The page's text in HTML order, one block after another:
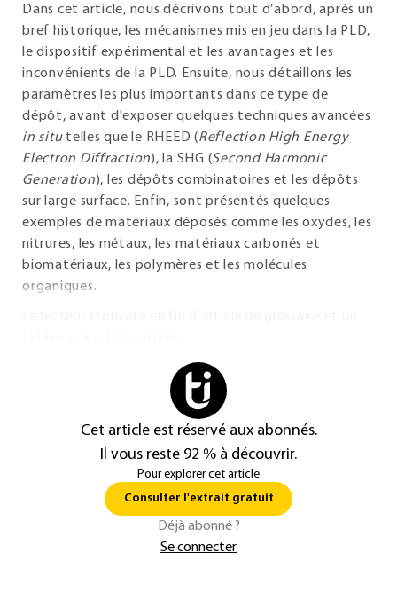
Dans cet article, nous décrivons tout d’abord, après un
bref historique, les mécanismes mis en jeu dans la PLD,
le dispositif expérimental et les avantages et les
inconvénients de la PLD. Ensuite, nous détaillons les
paramètres les plus importants dans ce type de
dépôt, avant d'exposer quelques techniques avancées
in situtelles que le RHEED (Reflection High Energy
Electron Diffraction), la SHG (Second Harmonic
Generation), les dépôts combinatoires et les dépôts
sur large surface. Enfin, sont présentés quelques
exemples de matériaux déposés comme les oxydes, les
nitrures, les métaux, les matériaux carbonés et
biomatériaux, les polymères et les molécules
organiques.
Cet article est réservé aux abonnés.
Il vous reste 92 % à découvrir.
Pour explorer cet article
Consulter l'extrait gratuit
Déjà abonné ?
Se connecter